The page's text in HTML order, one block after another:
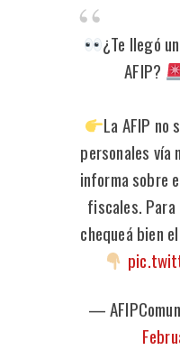
¿Te llegó
AFIP?
La AFIP
personales vía
informa sobre
fiscales. Para
chequeá bien
—